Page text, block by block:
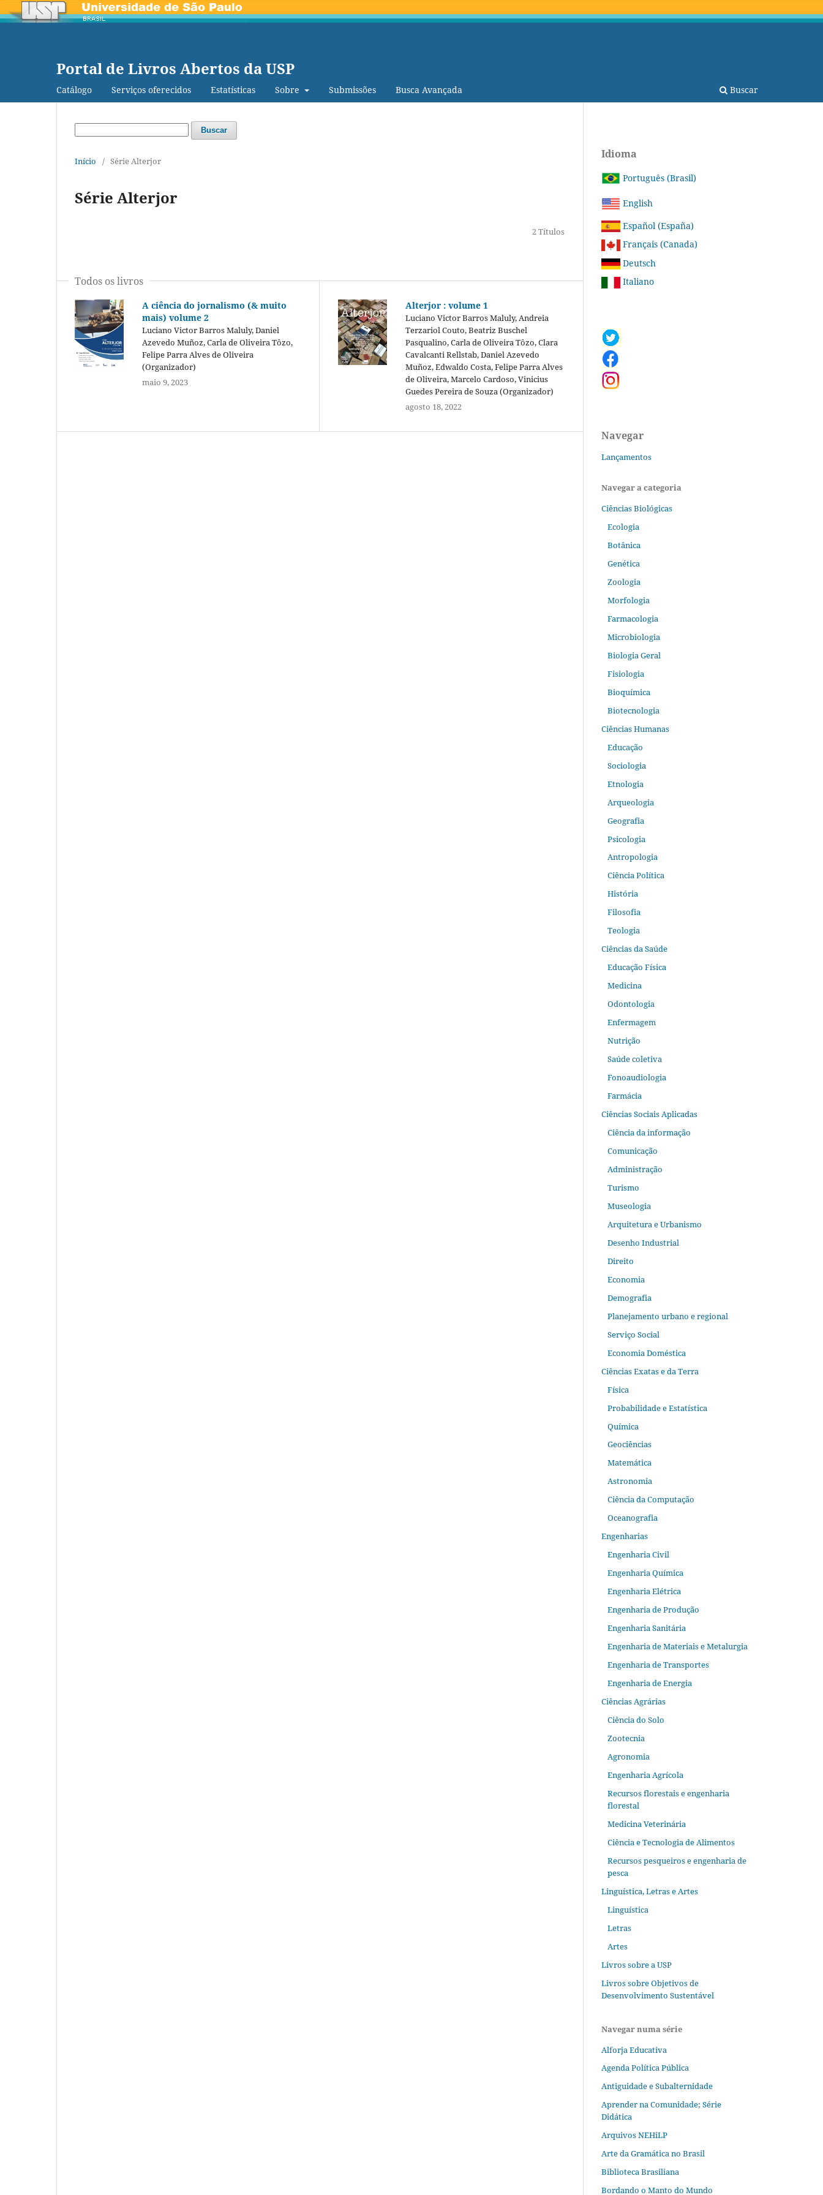
Portal de Livros Abertos da USP
Catálogo Serviços oferecidos Estatísticas Sobre Submissões Busca Avançada Buscar
Buscar
Início / Série Alterjor
Série Alterjor
2 Títulos
Todos os livros
A ciência do jornalismo (& muito
mais) volume 2
Luciano Victor Barros Maluly, Daniel
Azevedo Muñoz, Carla de Oliveira Tôzo,
Felipe Parra Alves de Oliveira
(Organizador)
maio 9, 2023
Alterjor : volume 1
Luciano Victor Barros Maluly, Andreia
Terzariol Couto, Beatriz Buschel
Pasqualino, Carla de Oliveira Tôzo, Clara
Cavalcanti Rellstab, Daniel Azevedo
Muñoz, Edwaldo Costa, Felipe Parra Alves
de Oliveira, Marcelo Cardoso, Vinicius
Guedes Pereira de Souza (Organizador)
agosto 18, 2022
Idioma
Português (Brasil)
English
Español (España)
Français (Canada)
Deutsch
Italiano
Navegar
Lançamentos
Navegar a categoria
Ciências Biológicas
Ecologia
Botânica
Genética
Zoologia
Morfologia
Farmacologia
Microbiologia
Biologia Geral
Fisiologia
Bioquímica
Biotecnologia
Ciências Humanas
Educação
Sociologia
Etnologia
Arqueologia
Geografia
Psicologia
Antropologia
Ciência Política
História
Filosofia
Teologia
Ciências da Saúde
Educação Física
Medicina
Odontologia
Enfermagem
Nutrição
Saúde coletiva
Fonoaudiologia
Farmácia
Ciências Sociais Aplicadas
Ciência da informação
Comunicação
Administração
Turismo
Museologia
Arquitetura e Urbanismo
Desenho Industrial
Direito
Economia
Demografia
Planejamento urbano e regional
Serviço Social
Economia Doméstica
Ciências Exatas e da Terra
Física
Probabilidade e Estatística
Química
Geociências
Matemática
Astronomia
Ciência da Computação
Oceanografia
Engenharias
Engenharia Civil
Engenharia Química
Engenharia Elétrica
Engenharia de Produção
Engenharia Sanitária
Engenharia de Materiais e Metalurgia
Engenharia de Transportes
Engenharia de Energia
Ciências Agrárias
Ciência do Solo
Zootecnia
Agronomia
Engenharia Agrícola
Recursos florestais e engenharia
florestal
Medicina Veterinária
Ciência e Tecnologia de Alimentos
Recursos pesqueiros e engenharia de
pesca
Linguística, Letras e Artes
Linguística
Letras
Artes
Livros sobre a USP
Livros sobre Objetivos de
Desenvolvimento Sustentável
Navegar numa série
Alforja Educativa
Agenda Política Pública
Antiguidade e Subalternidade
Aprender na Comunidade; Série
Didática
Arquivos NEHiLP
Arte da Gramática no Brasil
Biblioteca Brasiliana
Bordando o Manto do Mundo